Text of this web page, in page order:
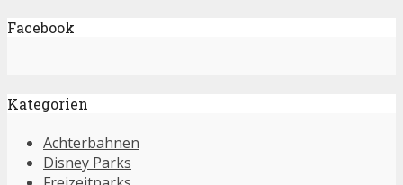
Facebook
Kategorien
Achterbahnen
Disney Parks